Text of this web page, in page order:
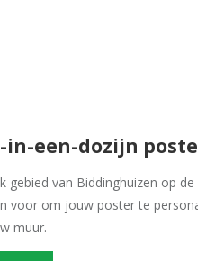
in-een-dozijn
gebied van Biddinghuizen op
voor om jouw poster te
muur.